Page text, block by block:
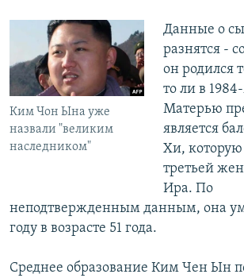
Ким Чон Ына уже
назвали "великим
наследником"
Данные о
разнятся -
он родился
то ли в
Матерью
является
Хи,
третьей
Ира. По
неподтвержденным данным, она
году в возрасте 51 года.
Среднее образование Ким Чен Ын